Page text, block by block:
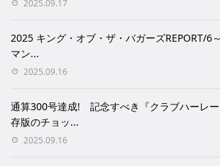
2025.09.17
2025 キング・オブ・ザ・バガーズREPORT/6
マン...
2025.09.16
通算300号達成! 記念すべき『クラブハーレ
存版のチョッ...
2025.09.16